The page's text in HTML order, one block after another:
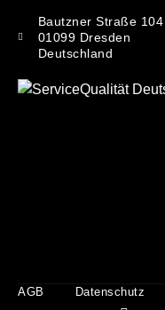
Bautzner Straße 104
01099 Dresden
Deutschland
AGB Datenschutz